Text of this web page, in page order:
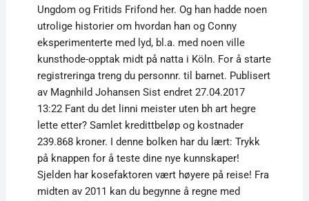
Ungdom og Fritids Frifond her. Og han hadde noen
utrolige historier om hvordan han og Conny
eksperimenterte med lyd, bl.a. med noen ville
kunsthode-opptak midt på natta i Köln. For å starte
registreringa treng du personnr. til barnet. Publisert
av Magnhild Johansen Sist endret 27.04.2017
13:22 Fant du det linni meister uten bh art hegre
lette etter? Samlet kredittbeløp og kostnader
239.868 kroner. I denne bolken har du lært: Trykk
på knappen for å teste dine nye kunnskaper!
Sjelden har kosefaktoren vært høyere på reise! Fra
midten av 2011 kan du begynne å regne med